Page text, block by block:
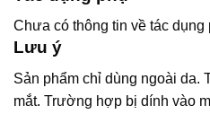
Chưa có thông tin về tác dụng
Lưu ý
Sản phẩm chỉ dùng ngoài da.
mắt. Trường hợp bị dính vào